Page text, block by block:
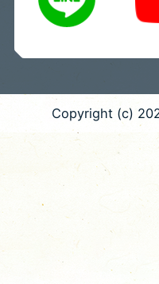
Copyright (c)